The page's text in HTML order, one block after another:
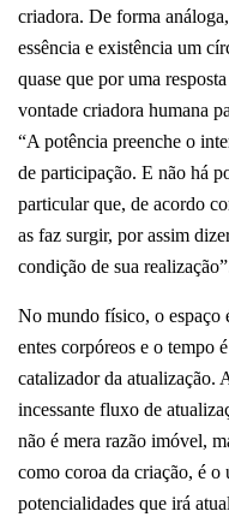
criadora. De forma
essência e existência um
quase que por uma
vontade criadora humana
“A potência preenche o
de participação. E não há
particular que, de acordo
as faz surgir, por assim
condição de sua
No mundo físico, o espaço
entes corpóreos e o tempo
catalizador da atualização.
incessante fluxo de
não é mera razão imóvel,
como coroa da criação, é o
potencialidades que irá